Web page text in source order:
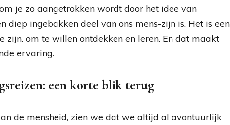
je zo aangetrokken wordt door het idee van
diep ingebakken deel van ons mens-zijn is. Het is een
zijn, om te willen ontdekken en leren. En dat maakt
ervaring.
een korte blik terug
de mensheid, zien we dat we altijd al avontuurlijk